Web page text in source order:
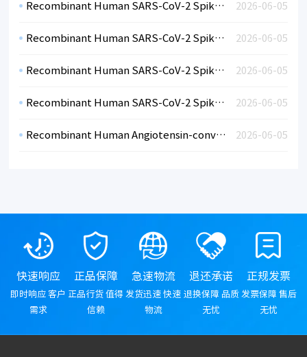
2026-06-05
Recombinant Human SARS-CoV-2 Spike RBDVariant Kappa B.1.617, India (HEK)
2026-06-05
Recombinant Human SARS-CoV-2 Spike RBDVariant 501Y.V3, Lineage B.1.1.248, Brazil & Japan (HEK)
2026-06-05
Recombinant Human SARS-CoV-2 Spike RBDVariant 501Y.V2, Lineage B.1.351, SA (HEK)
2026-06-05
Recombinant Human SARS-CoV-2 Spike RBDVariant 501Y.V1, Lineage B.1.1.7, UK (HEK)
2026-06-05
Recombinant Human Angiotensin-converting enzyme 2 (ACE2) - Extracellular Domain (19-615)
快速响应
即时响应 客户
需求
正品保障
正品行货 值得
信赖
急速物流
发货迅速 快速
物流
退还承诺
退换保障 品质
无忧
正规发票
发票保障 售后
无忧